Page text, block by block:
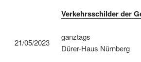
21/05/2023
Verkehrsschilder der
ganztags
Dürer-Haus Nürnberg